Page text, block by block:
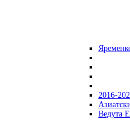
2016-
Ведута